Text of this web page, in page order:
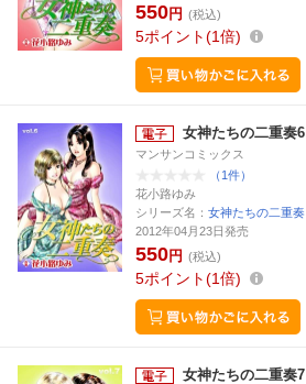
550円 (税込)
5ポイント 1倍
女神たちの二重奏6
マンサンコミックス
（1件）
花小路ゆみ
シリーズ名： 女神たちの二重奏
2012年04月23日発売
550円 (税込)
5ポイント 1倍
女神たちの二重奏7